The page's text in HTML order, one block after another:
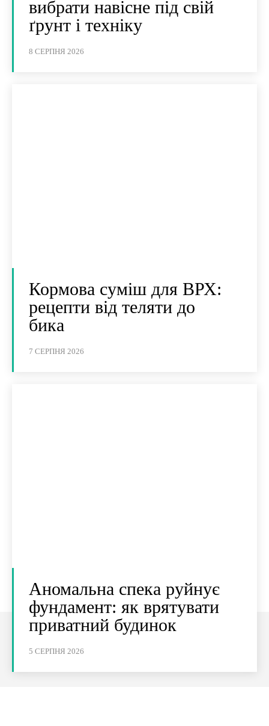
вибрати навісне під свій
ґрунт і техніку
8 СЕРПНЯ 2026
Кормова суміш для ВРХ:
рецепти від теляти до
бика
7 СЕРПНЯ 2026
Аномальна спека руйнує
фундамент: як врятувати
приватний будинок
5 СЕРПНЯ 2026